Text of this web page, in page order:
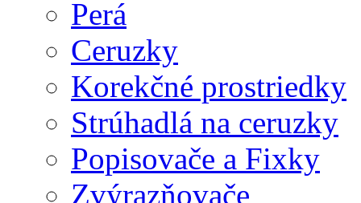
Perá
Ceruzky
Korekčné prostriedky
Strúhadlá na ceruzky
Popisovače a Fixky
Zvýrazňovače